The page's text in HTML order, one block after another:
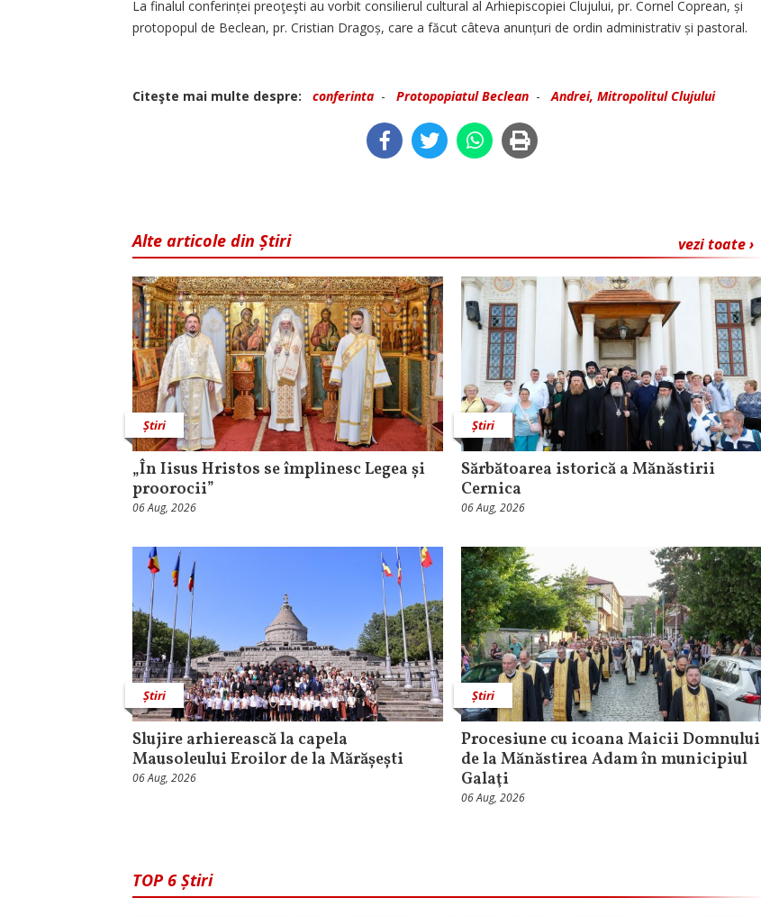
La finalul conferinței preoţeşti au vorbit consilierul cultural al Arhiepiscopiei Clujului, pr. Cornel Coprean, și
protopopul de Beclean, pr. Cristian Dragoș, care a fă­cut câteva anunțuri de ordin ad­ministrativ și pastoral.
Citeşte mai multe despre: conferinta - Protopopiatul Beclean -Andrei, Mitropolitul Clujului
vezi toate ›
Alte articole din Știri
Știri
„În Iisus Hristos se împlinesc Legea și
proorocii”
06 Aug, 2026
Știri
Sărbătoarea istorică a Mănăstirii
Cernica
06 Aug, 2026
Știri
Slujire arhierească la capela
Mausoleului Eroilor de la Mărășești
06 Aug, 2026
Știri
Procesiune cu icoana Maicii Domnului
de la Mănăstirea Adam în municipiul
Galaţi
06 Aug, 2026
TOP 6 Știri